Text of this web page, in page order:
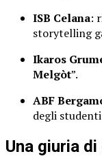
ISB Celana:
storytelling
Ikaros
Melgòt”.
ABF
degli
Una giuria